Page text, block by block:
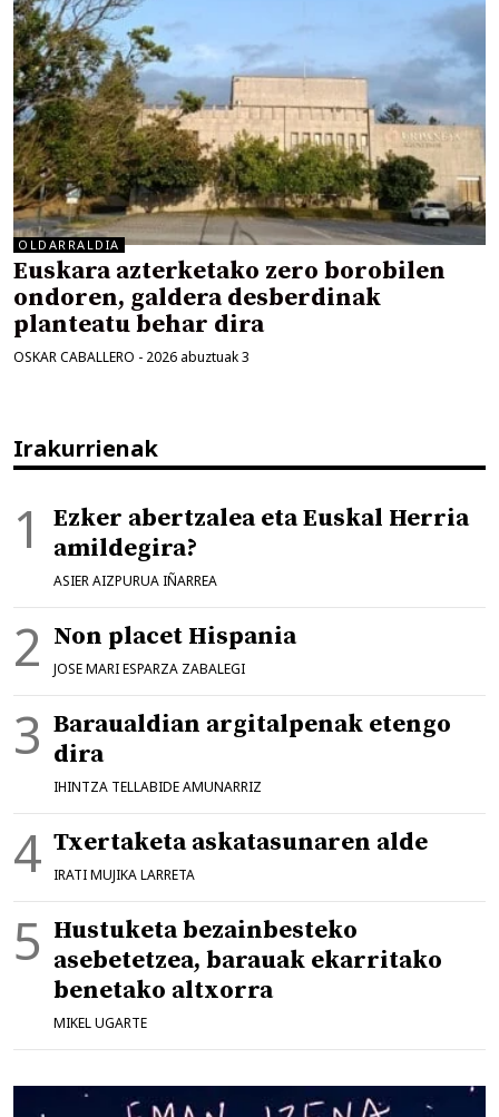
OLDARRALDIA
Euskara azterketako zero borobilen
ondoren, galdera desberdinak
planteatu behar dira
OSKAR CABALLERO - 2026 abuztuak 3
Irakurrienak
Ezker abertzalea eta Euskal Herria
amildegira?
ASIER AIZPURUA IÑARREA
Non placet Hispania
JOSE MARI ESPARZA ZABALEGI
Baraualdian argitalpenak etengo
dira
IHINTZA TELLABIDE AMUNARRIZ
Txertaketa askatasunaren alde
IRATI MUJIKA LARRETA
Hustuketa bezainbesteko
asebetetzea, barauak ekarritako
benetako altxorra
MIKEL UGARTE